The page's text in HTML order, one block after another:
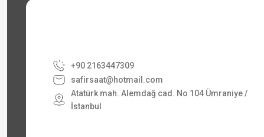
+90 2163447309
safirsaat@hotmail.com
Atatürk mah. Alemdağ cad. No 104 Ümraniye /
İstanbul